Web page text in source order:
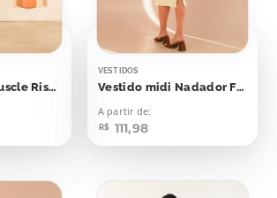
Vestido Midi Muscle Risca de Giz Amarelo Bebê
VESTIDOS
Vestido midi Nadador Flash Yellow
A partir de:
R$ 111,98